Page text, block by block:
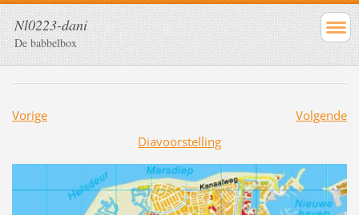
Nl0223-dani
De babbelbox
Vorige
Volgende
Diavoorstelling